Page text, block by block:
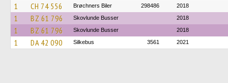
1 CH 74 556 Brøchners Biler 298486 2018
1 BZ 61 796 Skovlunde Busser 2018
1 BZ 61 796 Skovlunde Busser 2018
1 DA 42 090 Silkebus 3561 2021